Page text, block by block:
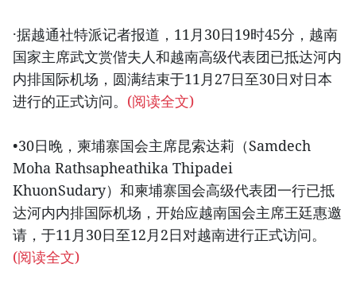
·据越通社特派记者报道，11月30日19时45分，越南
国家主席武文赏偕夫人和越南高级代表团已抵达河内
内排国际机场，圆满结束于11月27日至30日对日本
进行的正式访问。 (阅读全文)
•30日晚，柬埔寨国会主席昆索达莉（Samdech
Moha Rathsapheathika Thipadei
KhuonSudary）和柬埔寨国会高级代表团一行已抵
达河内内排国际机场，开始应越南国会主席王廷惠邀
请，于11月30日至12月2日对越南进行正式访问。
(阅读全文)